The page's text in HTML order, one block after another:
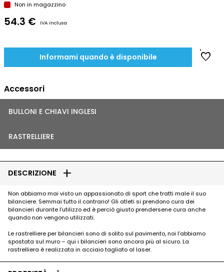
Non in magazzino
54.3 € IVA inclusa
Informami quando è disponibile favorite
Accessori
BULLONI E CHIAVI INGLESI
RASTRELLIERE
DESCRIZIONE add
Non abbiamo mai visto un appassionato di sport che tratti male il suo
bilanciere. Semmai tutto il contrario! Gli atleti si prendono cura dei
bilancieri durante l’utilizzo ed è perciò giusto prendersene cura anche
quando non vengono utilizzati.
Le rastrelliere per bilancieri sono di solito sul pavimento, noi l’abbiamo
spostata sul muro – qui i bilancieri sono ancora più al sicuro. La
rastrelliera è realizzata in acciaio tagliato al laser.